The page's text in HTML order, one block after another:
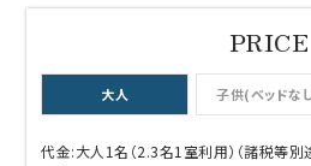
大人 子供(ベッドな
代金:大人1名（2.3名1室利用）（諸税等別